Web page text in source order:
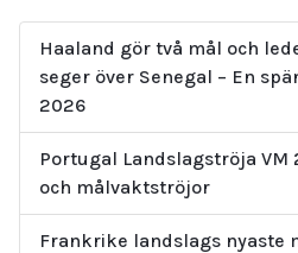
Haaland gör två mål och
seger över Senegal – En
2026
Portugal Landslagströja VM
och målvaktströjor
Frankrike landslags nyaste